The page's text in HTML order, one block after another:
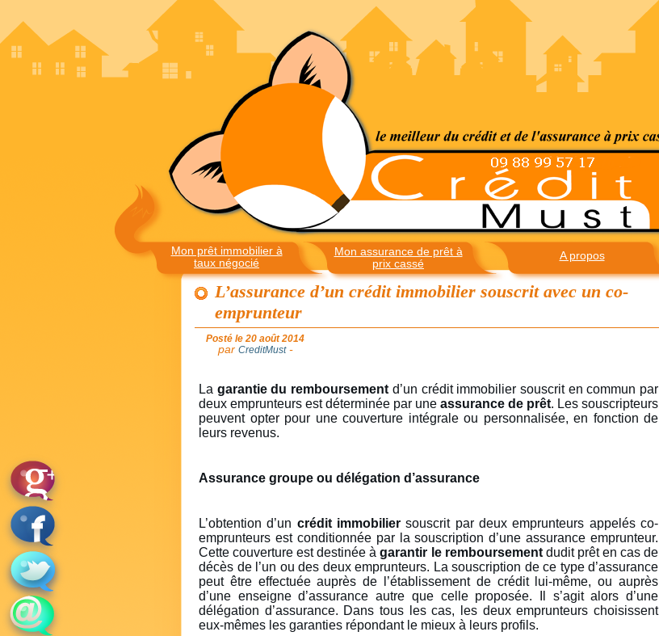
Mon prêt immobilier à
taux négocié
Mon assurance de prêt à
prix cassé
A propos
L’assurance d’un crédit immobilier souscrit avec un co-
emprunteur
Posté le 20 août 2014
par CreditMust-
La garantie du remboursement d’un crédit immobilier souscrit en commun par
deux emprunteurs est déterminée par une assurance de prêt. Les souscripteurs
peuvent opter pour une couverture intégrale ou personnalisée, en fonction de
leurs revenus.
Assurance groupe ou délégation d’assurance
L’obtention d’un crédit immobilier souscrit par deux emprunteurs appelés co-
emprunteurs est conditionnée par la souscription d’une assurance emprunteur.
Cette couverture est destinée àgarantir le remboursementdudit prêt en cas de
décès de l’un ou des deux emprunteurs. La souscription de ce type d’assurance
peut être effectuée auprès de l’établissement de crédit lui-même, ou auprès
d’une enseigne d’assurance autre que celle proposée. Il s’agit alors d’une
délégation d’assurance. Dans tous les cas, les deux emprunteurs choisissent
eux-mêmes les garanties répondant le mieux à leurs profils.